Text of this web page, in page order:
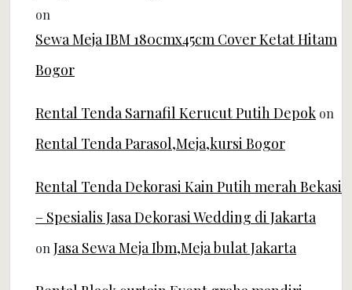
on
Sewa Meja IBM 180cmx45cm Cover Ketat Hitam
Bogor
Rental Tenda Sarnafil Kerucut Putih Depok on
Rental Tenda Parasol,Meja,kursi Bogor
Rental Tenda Dekorasi Kain Putih merah Bekasi
– Spesialis Jasa Dekorasi Wedding di Jakarta
on Jasa Sewa Meja Ibm,Meja bulat Jakarta